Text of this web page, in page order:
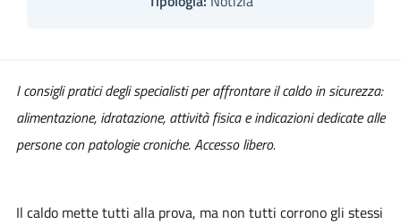
I consigli pratici degli specialisti per affrontare il caldo in sicurezza:
alimentazione, idratazione, attività fisica e indicazioni dedicate alle
persone con patologie croniche. Accesso libero.
Il caldo mette tutti alla prova, ma non tutti corrono gli stessi